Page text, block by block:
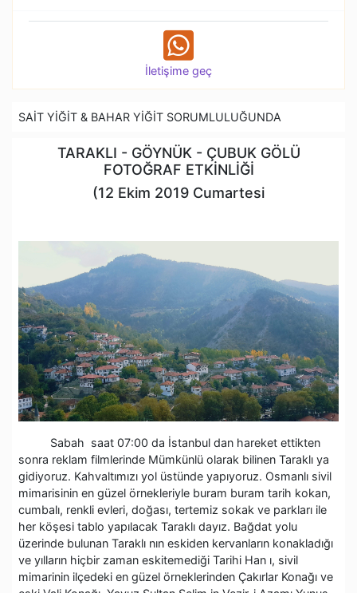
İletişime geç
SAİT YİĞİT & BAHAR YİĞİT SORUMLULUĞUNDA
TARAKLI - GÖYNÜK - ÇUBUK GÖLÜ
FOTOĞRAF ETKİNLİĞİ
(12 Ekim 2019 Cumartesi
Sabah saat 07:00 da İstanbul dan hareket ettikten
sonra reklam filmlerinde Mümkünlü olarak bilinen Taraklı ya
gidiyoruz. Kahvaltımızı yol üstünde yapıyoruz. Osmanlı sivil
mimarisinin en güzel örnekleriyle buram buram tarih kokan,
cumbalı, renkli evleri, doğası, tertemiz sokak ve parkları ile
her köşesi tablo yapılacak Taraklı dayız. Bağdat yolu
üzerinde bulunan Taraklı nın eskiden kervanların konakladığı
ve yılların hiçbir zaman eskitemediği Tarihi Han ı, sivil
mimarinin ilçedeki en güzel örneklerinden Çakırlar Konağı ve